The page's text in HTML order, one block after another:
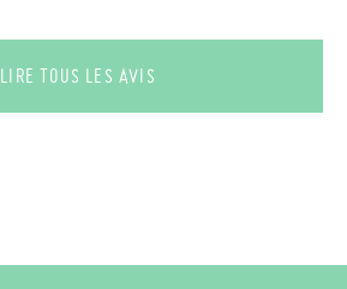
LIRE TOUS LES AVIS